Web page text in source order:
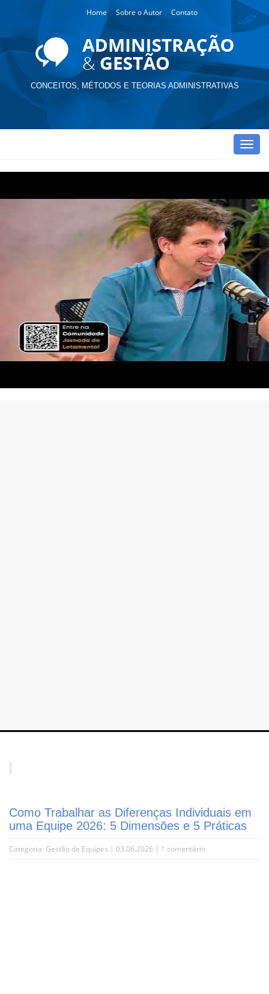
Home Sobre o Autor Contato
CONCEITOS, MÉTODOS E TEORIAS ADMINISTRATIVAS
Como Trabalhar as Diferenças Individuais em
uma Equipe 2026: 5 Dimensões e 5 Práticas
Categoria: Gestão de Equipes | 03.06.2026 | 1 comentário